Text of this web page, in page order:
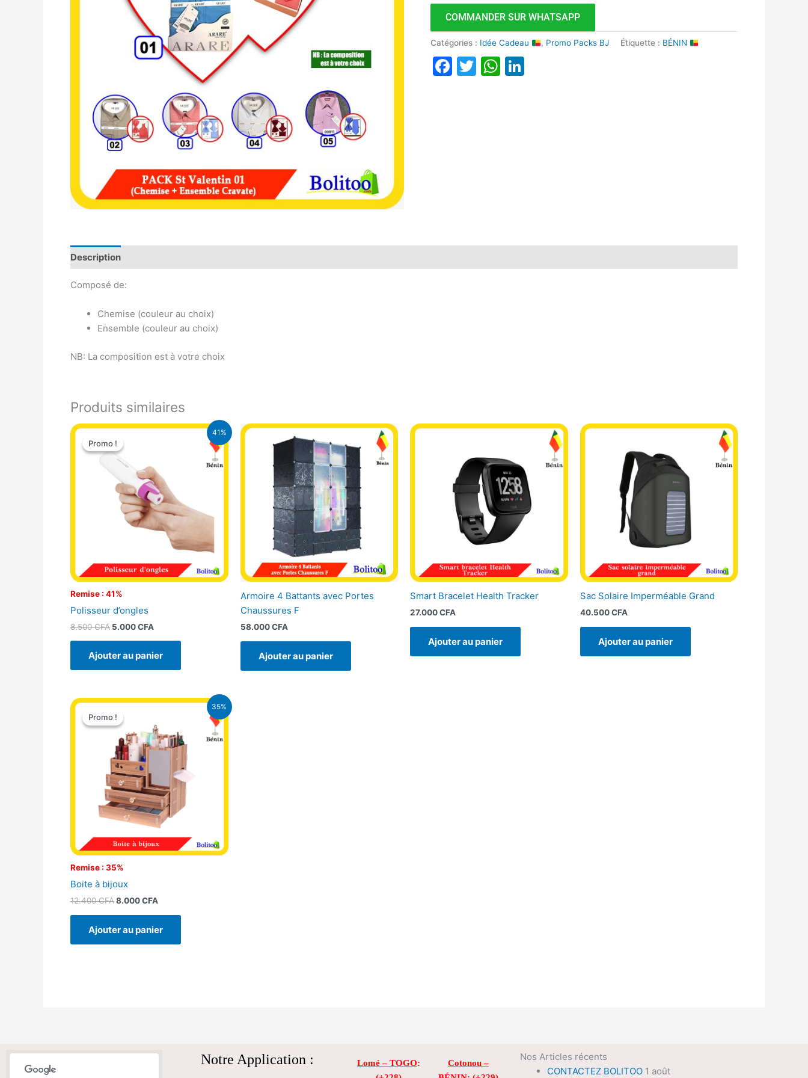
COMMANDER SUR WHATSAPP
Catégories : Idée Cadeau , Promo Packs BJ Étiquette : BÉNIN
Facebook
TwitterWhatsApp
Description
Composé de:
Chemise (couleur au choix)
Ensemble (couleur au choix)
NB: La composition est à votre choix
Produits similaires
41%
Promo !
Remise : 41%
Promo !
Polisseur d’ongles
8.500CFA
Le
prix
initial
était :
8.500 CFA.
5.000CFA
Le
5.000 CFA.
Ajouter au panier
Armoire 4 Battants avec Portes
Chaussures F
58.000CFA
Ajouter au panier
Smart Bracelet Health Tracker
27.000CFA
Ajouter au panier
Sac Solaire Imperméable Grand
40.500CFA
Ajouter au panier
35%
Promo !
Remise : 35%
Promo !
Boite à bijoux
12.400CFA
Le
prix
initial
était :
12.400 CFA.
8.000CFA
Le
est :
8.000 CFA.
Ajouter au panier
Notre Application : Lomé – TOGO:
Cotonou –
Nos Articles récents
CONTACTEZ BOLITOO 1 août